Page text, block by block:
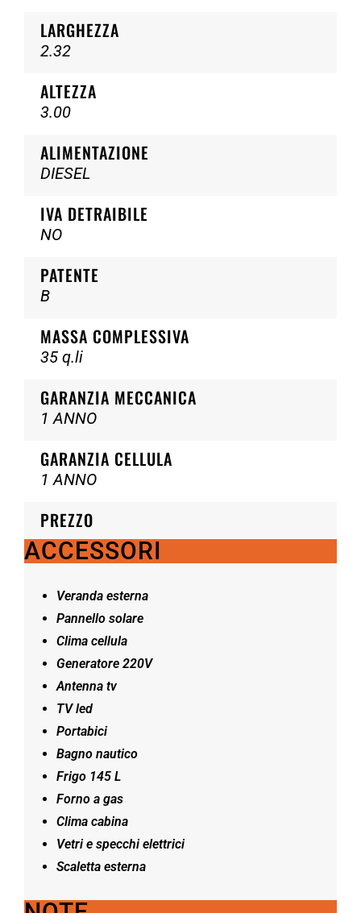
LARGHEZZA
2.32
ALTEZZA
3.00
ALIMENTAZIONE
DIESEL
IVA DETRAIBILE
NO
PATENTE
B
MASSA COMPLESSIVA
35 q.li
GARANZIA MECCANICA
1 ANNO
GARANZIA CELLULA
1 ANNO
PREZZO
ACCESSORI
Veranda esterna
Pannello solare
Clima cellula
Generatore 220V
Antenna tv
TV led
Portabici
Bagno nautico
Frigo 145 L
Forno a gas
Clima cabina
Vetri e specchi elettrici
Scaletta esterna